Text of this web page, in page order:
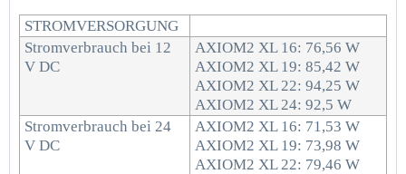
STROMVERSORGUNG
Stromverbrauch bei 12
V DC
AXIOM2 XL 16: 76,56 W
AXIOM2 XL 19: 85,42 W
AXIOM2 XL 22: 94,25 W
AXIOM2 XL 24: 92,5 W
Stromverbrauch bei 24
V DC
AXIOM2 XL 16: 71,53 W
AXIOM2 XL 19: 73,98 W
AXIOM2 XL 22: 79,46 W